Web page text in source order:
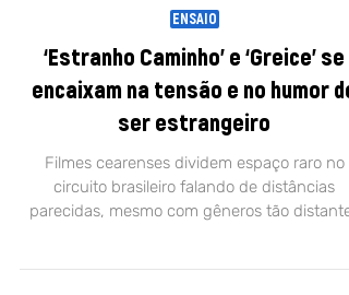
ENSAIO
‘Estranho Caminho’ e ‘Greice’ se
encaixam na tensão e no humor de
ser estrangeiro
Filmes cearenses dividem espaço raro no
parecidas, mesmo com gêneros tão distantes